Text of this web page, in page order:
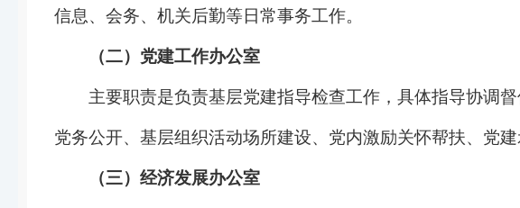
信息、会务、机关后勤等日常事务工作。
（二）党建工作办公室
主要职责是负责基层党建指导检查工作，具体指导协调
党务公开、基层组织活动场所建设、党内激励关怀帮扶、党
（三）经济发展办公室